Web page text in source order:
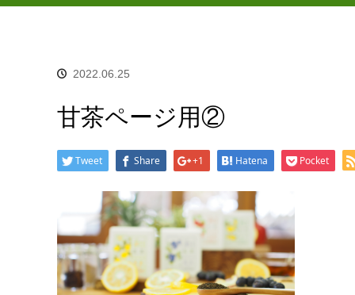
2022.06.25
甘茶ページ用②
Tweet Share +1 Hatena Pocket